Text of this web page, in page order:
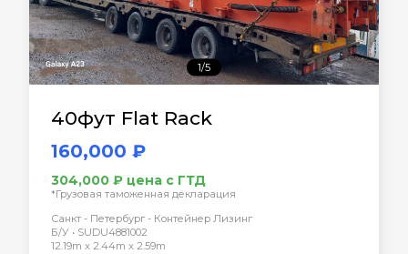
1/5
40фут Flat Rack
160,000 ₽
304,000 ₽ цена с ГТД
*Грузовая таможенная декларация
Санкт - Петербург - Контейнер Лизинг
Б/У • SUDU4881002
12.19m x 2.44m x 2.59m